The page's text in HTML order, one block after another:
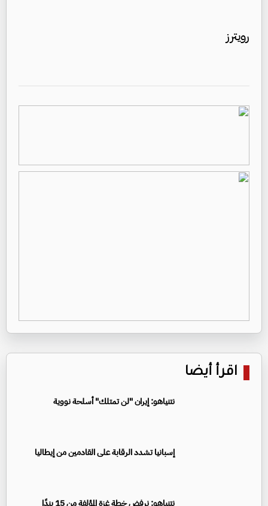
رويترز
اقرأ أيضا
نتنياهو: إيران "لن تمتلك" أسلحة نووية
إسبانيا تشدد الرقابة على القادمين من إيطاليا
نتنياهو: نرفض خطة غزة المؤلفة من 15 بندًا